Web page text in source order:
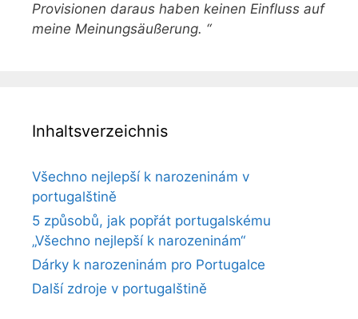
Provisionen daraus haben keinen Einfluss auf
meine Meinungsäußerung. “
Inhaltsverzeichnis
Všechno nejlepší k narozeninám v
portugalštině
5 způsobů, jak popřát portugalskému
„Všechno nejlepší k narozeninám“
Dárky k narozeninám pro Portugalce
Další zdroje v portugalštině